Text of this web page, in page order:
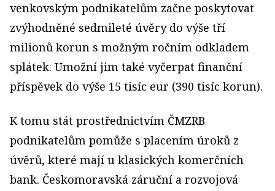
venkovským podnikatelům začne poskytovat
zvýhodněné sedmileté úvěry do výše tří
milionů korun s možným ročním odkladem
splátek. Umožní jim také vyčerpat finanční
příspěvek do výše 15 tisíc eur (390 tisíc korun).
K tomu stát prostřednictvím ČMZRB
podnikatelům pomůže s placením úroků z
úvěrů, které mají u klasických komerčních
bank. Českomoravská záruční a rozvojová